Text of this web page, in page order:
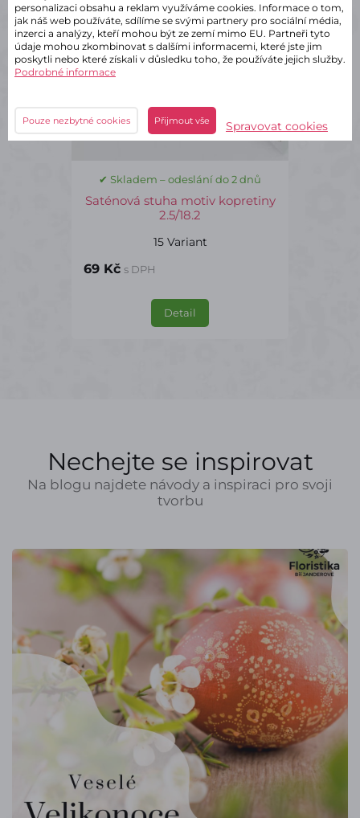
✔ Skladem – odeslání do 2 dnů
Saténová stuha motiv kopretiny
2.5/18.2
15 Variant
69 Kč s DPH
Detail
Nechejte se inspirovat
Na blogu najdete návody a inspiraci pro svoji
tvorbu
personalizaci obsahu a reklam využíváme cookies. Informace o tom,
jak náš web používáte, sdílíme se svými partnery pro sociální média,
inzerci a analýzy, kteří mohou být ze zemí mimo EU. Partneři tyto
údaje mohou zkombinovat s dalšími informacemi, které jste jim
poskytli nebo které získali v důsledku toho, že používáte jejich služby.
Podrobné informace
Pouze nezbytné cookies Přijmout vše Spravovat cookies